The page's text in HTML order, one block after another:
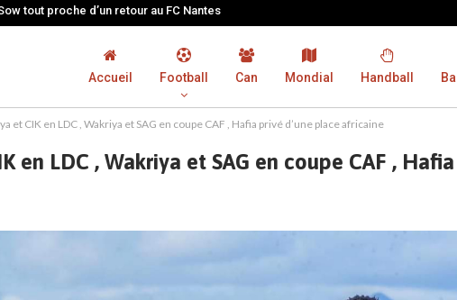
tout proche d’un retour au FC Nantes
Accueil Football Can Mondial Handball
et CIK en LDC , Wakriya et SAG en coupe CAF , Hafia privé d’une place africaine
en LDC , Wakriya et SAG en coupe CAF ,